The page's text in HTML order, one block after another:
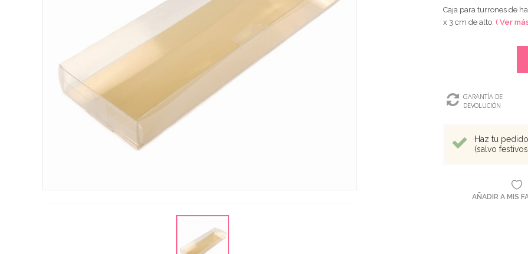
Caja para turrones de
x 3 cm de alto. ( Ver
GARANTÍA DE
DEVOLUCIÓN
Haz tu
(salvo
AÑADIR A MIS